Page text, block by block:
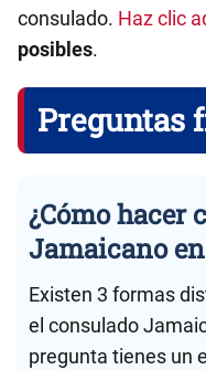
consulado. Haz clic
posibles.
Preguntas
¿Cómo hacer
Jamaicano
Existen 3 formas
el consulado
pregunta tienes un